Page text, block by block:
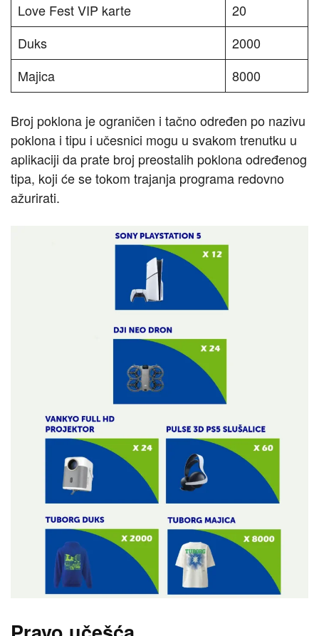
Love Fest VIP karte
20
Duks
2000
Majica
8000
Broj poklona je ograničen i tačno određen po nazivu
poklona i tipu i učesnici mogu u svakom trenutku u
aplikaciji da prate broj preostalih poklona određenog
tipa, koji će se tokom trajanja programa redovno
ažurirati.